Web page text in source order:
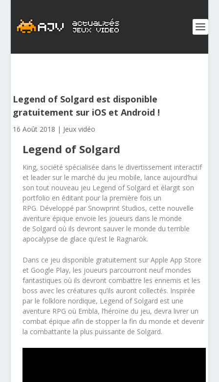
Legend of Solgard est disponible
gratuitement sur iOS et Android !
16 Août 2018 | Jeux vidéo
Legend of Solgard
King, société spécialisée dans le divertissement interactif
et leader sur le marché du jeu mobile, lance aujourd’hui
son tout nouveau jeu Legend of Solgard et élargit son
portfolio en éditant pour la première fois un
RPG. Développé par Snowprint Studios, cette nouvelle
aventure épique envoie les joueurs dans le monde
de Solgard où ils devront sauver le monde du terrible
apocalypse de glace qu’est le Ragnarök.
Dans ce jeu disponible gratuitement sur Apple App Store
et Google Play, les joueurs parcourront neuf mondes
fantastiques où ils devront combattre les ennemis et les
boss avec les créatures qu’ils auront collectés. Inspirée
par le folklore nordique, Legend of Solgard est une
aventure RPG où Embla, l’héroïne du jeu, devra livrer un
combat épique afin de stopper la fin du monde et devenir
la combattante la plus puissante de Solgard.